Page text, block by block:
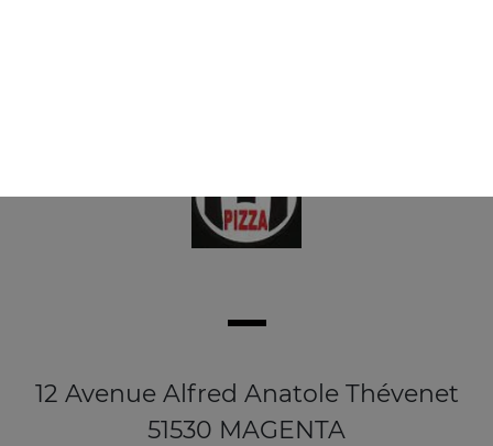
12 Avenue Alfred Anatole Thévenet
51530 MAGENTA